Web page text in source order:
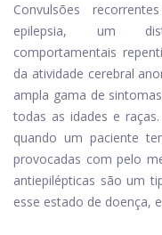
Convulsões
epilepsia, um
comportamentais
da atividade cerebral
ampla gama de
todas as idades e
quando um paciente
provocadas com pelo
antiepilépticas são um
esse estado de doença,